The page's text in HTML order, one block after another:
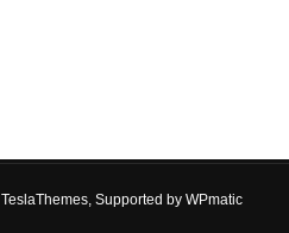
TeslaThemes, Supported by WPmatic